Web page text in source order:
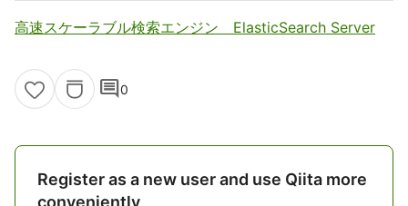
高速スケーラブル検索エンジン ElasticSearch Server
comment0
Register as a new user and use Qiita more
conveniently